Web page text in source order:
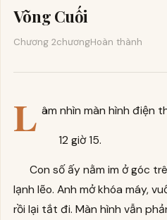
Võng Cuối
Chương 2chươngHoàn thành
L âm nhìn màn hình điện
12 giờ 15.
Con số ấy nằm im ở góc
lạnh lẽo. Anh mở khóa máy,
rồi lại tắt đi. Màn hình vẫn